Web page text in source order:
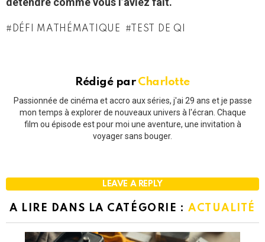
DÉFI MATHÉMATIQUE TEST DE QI
Rédigé par Charlotte
Passionnée de cinéma et accro aux séries, j'ai 29 ans et je passe
mon temps à explorer de nouveaux univers à l'écran. Chaque
film ou épisode est pour moi une aventure, une invitation à
voyager sans bouger.
LEAVE A REPLY
A LIRE DANS LA CATÉGORIE : ACTUALITÉ